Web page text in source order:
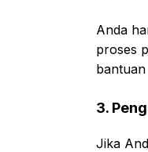
Anda
proses
3.
Jika